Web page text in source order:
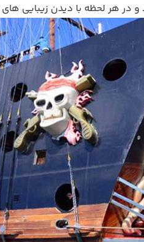
و در هر لحظه با دیدن زیبایی